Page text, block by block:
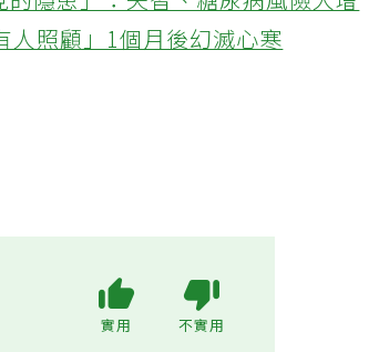
隱患」：失智、糖尿病風險大增
照顧」1個月後幻滅心寒